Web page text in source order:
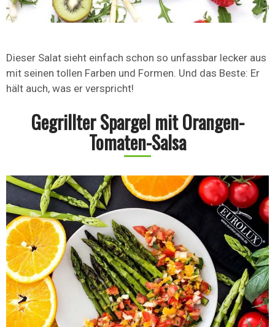
Dieser Salat sieht einfach schon so unfassbar lecker aus
mit seinen tollen Farben und Formen. Und das Beste: Er
hält auch, was er verspricht!
Gegrillter Spargel mit Orangen-
Tomaten-Salsa